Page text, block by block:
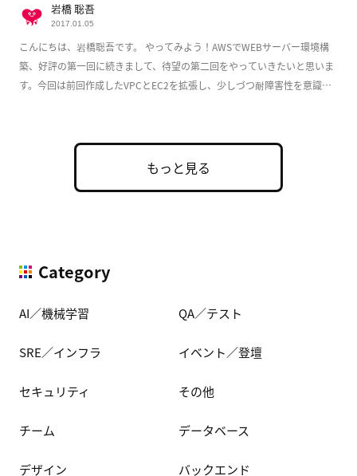
こんにちは、岩橋聡吾です。 やってみよう！AWSでWEBサーバー環境構
築、好評の第一回に続きまして、待望の第二回をやっていきたいと思いま
す。今回は前回作成したVPCとEC2を拡張し、少しづつ耐障害性を意識し
岩橋 聡吾
2017.01.05
もっと見る
Category
AI／機械学習 QA／テスト
SRE／インフラ イベント／登壇
セキュリティ その他
チーム データベース
デザイン バックエンド